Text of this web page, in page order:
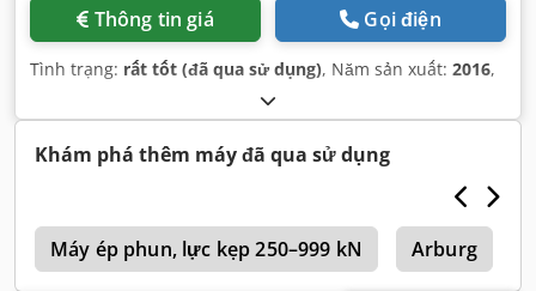
Thông tin giá Gọi điện
Tình trạng: rất tốt (đã qua sử dụng), Năm sản xuất: 2016,
Khám phá thêm máy đã qua sử dụng
Máy ép phun, lực kẹp 250–999 kN Arburg